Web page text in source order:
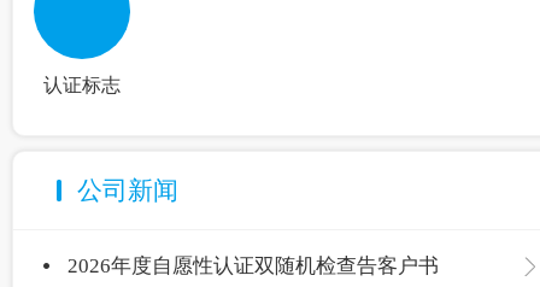
认证标志
公司新闻
2026年度自愿性认证双随机检查告客户书